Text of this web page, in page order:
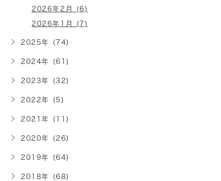
2026年2月 (6)
2026年1月 (7)
2025年 (74)
2024年 (61)
2023年 (32)
2022年 (5)
2021年 (11)
2020年 (26)
2019年 (64)
2018年 (68)